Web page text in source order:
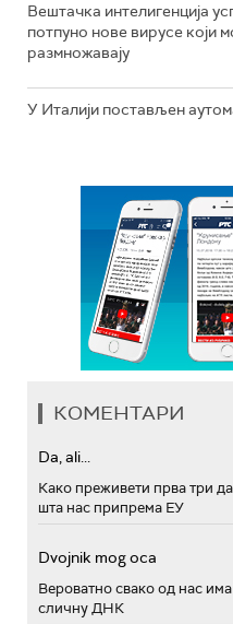
Вештачка интелигенција
потпуно нове вирусе који
размножавају
У Италији постављен
КОМЕНТАРИ
Da, ali...
Како преживети прва три
шта нас припрема ЕУ
Dvojnik mog oca
Вероватно свако од нас
сличну ДНК